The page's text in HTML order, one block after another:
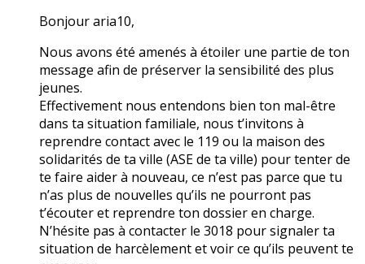
Bonjour aria10,
Nous avons été amenés à étoiler une partie de ton
message afin de préserver la sensibilité des plus
jeunes.
Effectivement nous entendons bien ton mal-être
dans ta situation familiale, nous t’invitons à
reprendre contact avec le 119 ou la maison des
solidarités de ta ville (ASE de ta ville) pour tenter de
te faire aider à nouveau, ce n’est pas parce que tu
n’as plus de nouvelles qu’ils ne pourront pas
t’écouter et reprendre ton dossier en charge.
N’hésite pas à contacter le 3018 pour signaler ta
situation de harcèlement et voir ce qu’ils peuvent te